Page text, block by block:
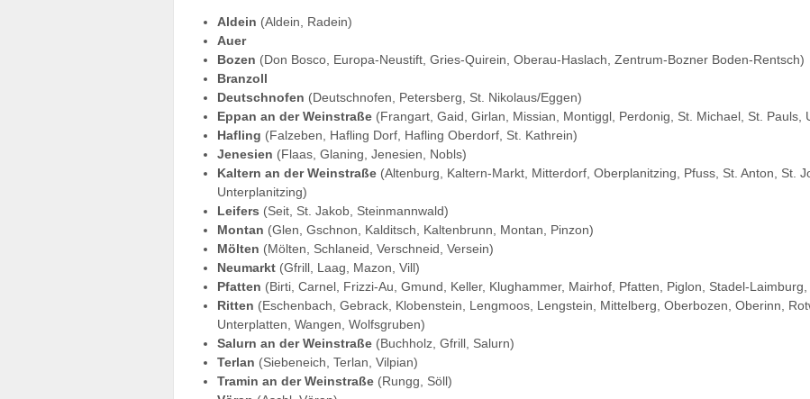
Aldein (Aldein, Radein)
Auer
Bozen (Don Bosco, Europa-Neustift, Gries-Quirein, Oberau-Haslach, Zentrum-Bozner Boden-Rentsch)
Branzoll
Deutschnofen (Deutschnofen, Petersberg, St. Nikolaus/Eggen)
Eppan an der Weinstraße (Frangart, Gaid, Girlan, Missian, Montiggl, Perdonig, St. Michael, St. Pauls,
Hafling (Falzeben, Hafling Dorf, Hafling Oberdorf, St. Kathrein)
Jenesien (Flaas, Glaning, Jenesien, Nobls)
Kaltern an der Weinstraße (Altenburg, Kaltern-Markt, Mitterdorf, Oberplanitzing, Pfuss, St. Anton, St.
Unterplanitzing)
Leifers (Seit, St. Jakob, Steinmannwald)
Montan (Glen, Gschnon, Kalditsch, Kaltenbrunn, Montan, Pinzon)
Mölten (Mölten, Schlaneid, Verschneid, Versein)
Neumarkt (Gfrill, Laag, Mazon, Vill)
Pfatten (Birti, Carnel, Frizzi-Au, Gmund, Keller, Klughammer, Mairhof, Pfatten, Piglon, Stadel-Laimburg,
Ritten (Eschenbach, Gebrack, Klobenstein, Lengmoos, Lengstein, Mittelberg, Oberbozen, Oberinn,
Unterplatten, Wangen, Wolfsgruben)
Salurn an der Weinstraße (Buchholz, Gfrill, Salurn)
Terlan (Siebeneich, Terlan, Vilpian)
Tramin an der Weinstraße (Rungg, Söll)